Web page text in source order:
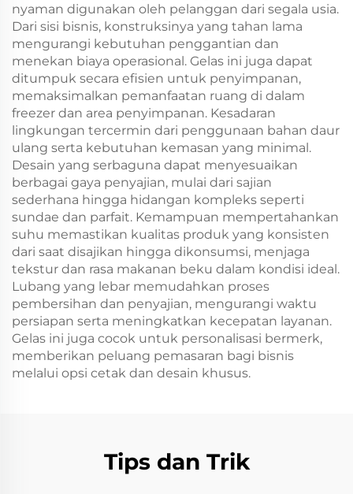
nyaman digunakan oleh pelanggan dari segala usia.
Dari sisi bisnis, konstruksinya yang tahan lama
mengurangi kebutuhan penggantian dan
menekan biaya operasional. Gelas ini juga dapat
ditumpuk secara efisien untuk penyimpanan,
memaksimalkan pemanfaatan ruang di dalam
freezer dan area penyimpanan. Kesadaran
lingkungan tercermin dari penggunaan bahan daur
ulang serta kebutuhan kemasan yang minimal.
Desain yang serbaguna dapat menyesuaikan
berbagai gaya penyajian, mulai dari sajian
sederhana hingga hidangan kompleks seperti
sundae dan parfait. Kemampuan mempertahankan
suhu memastikan kualitas produk yang konsisten
dari saat disajikan hingga dikonsumsi, menjaga
tekstur dan rasa makanan beku dalam kondisi ideal.
Lubang yang lebar memudahkan proses
pembersihan dan penyajian, mengurangi waktu
persiapan serta meningkatkan kecepatan layanan.
Gelas ini juga cocok untuk personalisasi bermerk,
memberikan peluang pemasaran bagi bisnis
melalui opsi cetak dan desain khusus.
Tips dan Trik